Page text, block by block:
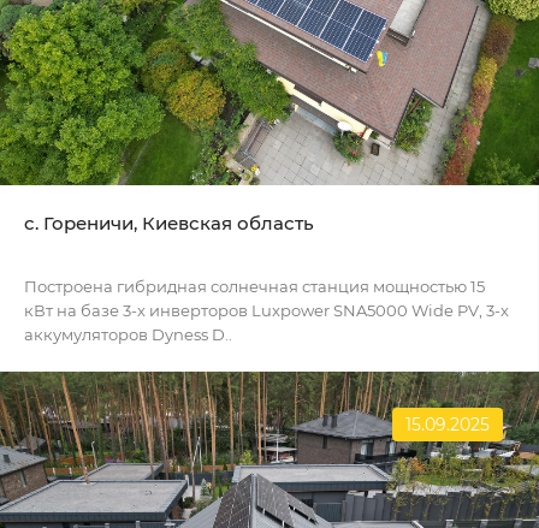
c. Гореничи, Киевская область
Построена гибридная солнечная станция мощностью 15
кВт на базе 3-х инверторов Luxpower SNA5000 Wide PV, 3-х
аккумуляторов Dyness D..
15.09.2025